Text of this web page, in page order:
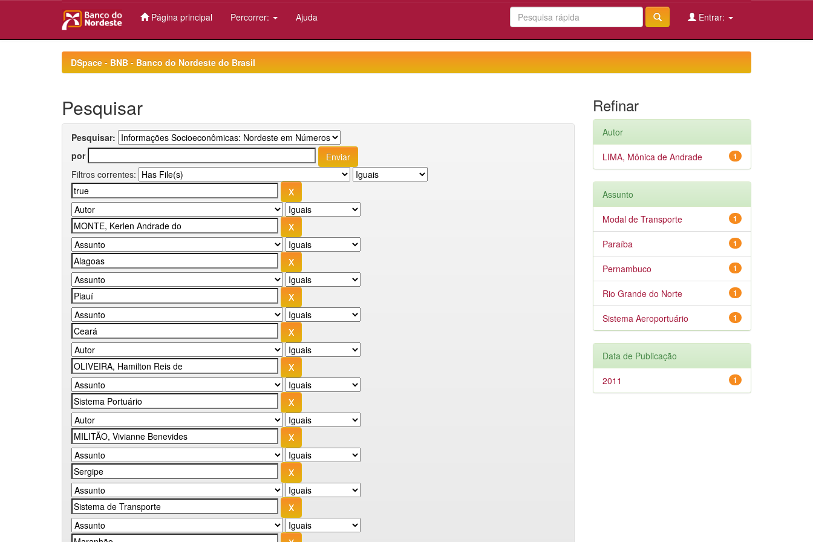
Página principal Percorrer: Ajuda Entrar:
DSpace - BNB - Banco do Nordeste do Brasil
Pesquisar
Pesquisar:
por
Filtros correntes:
Refinar
Autor
1
LIMA, Mônica de Andrade
Assunto
1
Modal de Transporte
1
Paraíba
1
Pernambuco
1
Rio Grande do Norte
1
Sistema Aeroportuário
Data de Publicação
1
2011